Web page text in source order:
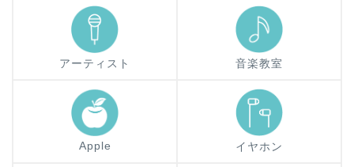
アーティスト 音楽教室
Apple イヤホン